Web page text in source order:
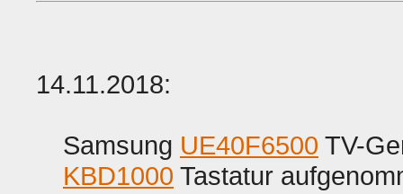
14.11.2018:
Samsung UE40F6500 TV-
KBD1000 Tastatur